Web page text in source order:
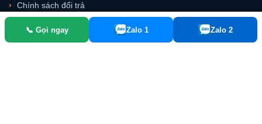
📞 Gọi ngay Zalo 1 Zalo 2
Chính sách đổi trả
LIÊN HỆ